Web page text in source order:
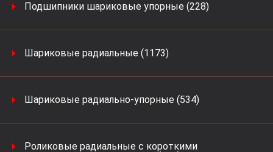
Подшипники шариковые упорные (228)
Шариковые радиальные (1173)
Шариковые радиально-упорные (534)
Роликовые радиальные с короткими